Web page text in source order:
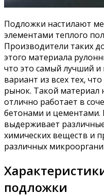
Подложки настилают
элементами теплого
Производители таких
этого материала
что это самый лучший
вариант из всех тех,
рынок. Такой материал
отлично работает в
бетонами и цементами.
выдерживает
химических веществ и
различных
подложки